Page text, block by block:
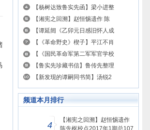
【杨树达致鲁实先函】梁小进整
【湘宪之回溯】赵恒惕遗作 陈
【谭延闿《乙卯元日感旧怀人成
【《革命野史》楔子】平江不肖
【《国民革命军第二军军官学校
【鲁实先珍藏书信】鲁传先整理
【新发现的谭嗣同书简】汤锐2
频道本月排行
4
【湘宪之回溯】赵恒惕遗作
陈先枢校点2017年1期总107